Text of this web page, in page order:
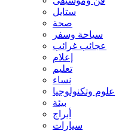
ستايل
صحة
سياحة وسفر
عجائب غرائب
إعلام
تعليم
نساء
علوم وتكنولوجيا
بيئة
أبراج
سيارات